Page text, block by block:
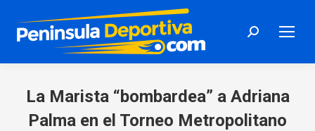
Search:
La Marista “bombardea” a Adriana
Palma en el Torneo Metropolitano